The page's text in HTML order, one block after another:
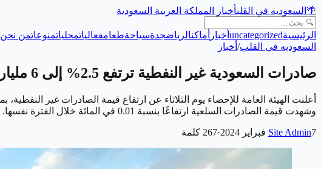
🌴 السعوديه في القلبأخبار المملكة العربية السعودية
الرئيسيةuncategorized أخبار أماكنالرياضجدةسياحةطعامفعالياتمحلياتمنوعاتمن نحن
السعوديه في القلب/ أخبار
صادرات السعودية غير النفطية ترتفع 2.5% إلى 6 مليارات دولار في نوفمبر 2023
وشهدت قيمة الصادرات السلعية ارتفاعًا بنسبة 0.01 في المائة خلال الفترة نفسها. وأظهر فحص تقرير التجارة ال…
Site Admin7 فبراير 2024 ·
267 كلمة